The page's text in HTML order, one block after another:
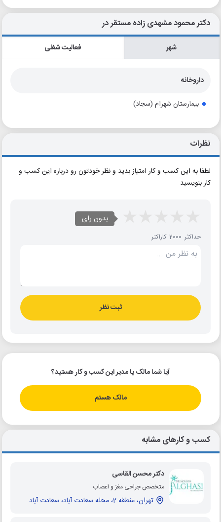
دکتر محمود مشهدی زاده مستقر در
شهر فعالیت شغلی
داروخانه
بیمارستان شهرام (سجاد)
نظرات
لطفا به این کسب و کار امتیاز بدید و نظر خودتون رو درباره این کسب و
کار بنویسید
بدون رای
حداکثر 2000 کاراکتر
ثبت نظر
آیا شما مالک یا مدیر این کسب و کار هستید؟
مالک هستم
کسب و کارهای مشابه
دکتر محسن القاسی
متخصص جراحی مغز و اعصاب
تهران، منطقه 2، محله سعادت آباد، سعادت آباد